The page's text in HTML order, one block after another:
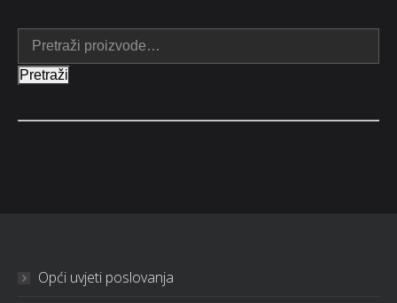
Pretraži
Opći uvjeti poslovanja